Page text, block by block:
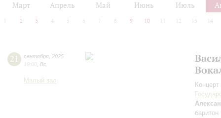
Март Апрель Май Июнь Июль
2 3 4 5 6 7 8 9 10 12 13 14
21 сентября 2025
19:00 Вс
Малый зал
баритон